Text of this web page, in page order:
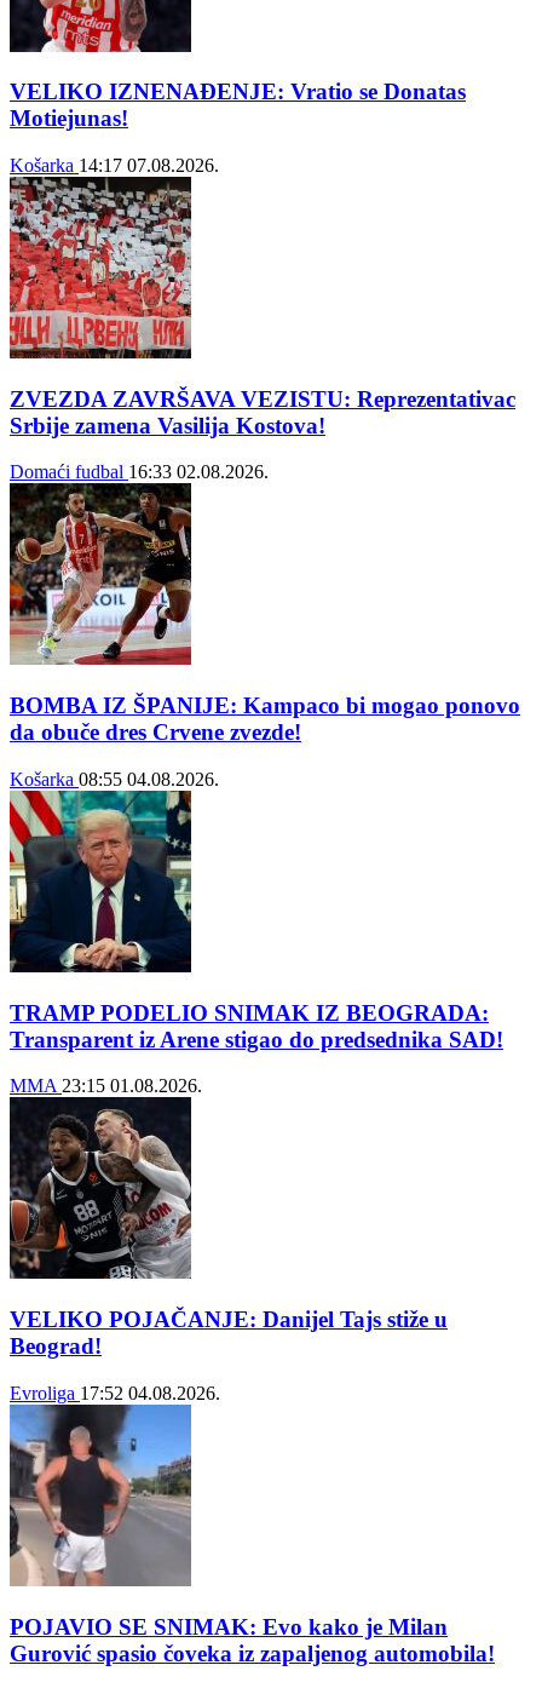
VELIKO IZNENAĐENJE: Vratio se Donatas
Motiejunas!
Košarka 14:17 07.08.2026.
ZVEZDA ZAVRŠAVA VEZISTU: Reprezentativac
Srbije zamena Vasilija Kostova!
Domaći fudbal 16:33 02.08.2026.
BOMBA IZ ŠPANIJE: Kampaco bi mogao ponovo
da obuče dres Crvene zvezde!
Košarka 08:55 04.08.2026.
TRAMP PODELIO SNIMAK IZ BEOGRADA:
Transparent iz Arene stigao do predsednika SAD!
MMA 23:15 01.08.2026.
VELIKO POJAČANJE: Danijel Tajs stiže u
Beograd!
Evroliga 17:52 04.08.2026.
POJAVIO SE SNIMAK: Evo kako je Milan
Gurović spasio čoveka iz zapaljenog automobila!